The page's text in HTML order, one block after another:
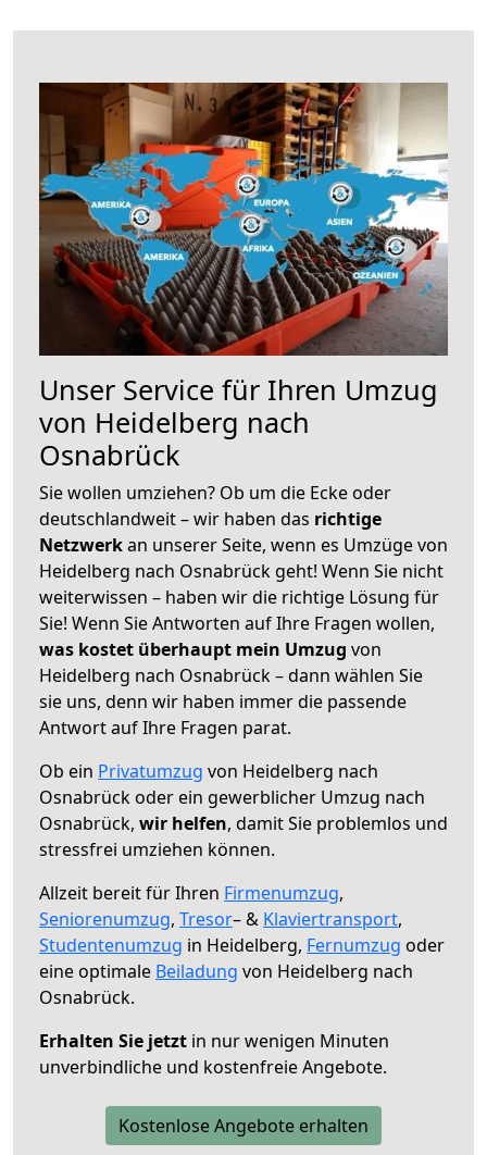
Unser Service für Ihren Umzug
von Heidelberg nach
Osnabrück
Sie wollen umziehen? Ob um die Ecke oder
deutschlandweit – wir haben das richtige
Netzwerkan unserer Seite, wenn es Umzüge von
Heidelberg nach Osnabrück geht! Wenn Sie nicht
weiterwissen – haben wir die richtige Lösung für
Sie! Wenn Sie Antworten auf Ihre Fragen wollen,
was kostet überhaupt mein Umzug von
Heidelberg nach Osnabrück – dann wählen Sie
sie uns, denn wir haben immer die passende
Antwort auf Ihre Fragen parat.
Ob ein Privatumzug von Heidelberg nach
Osnabrück oder ein gewerblicher Umzug nach
Osnabrück, wir helfen, damit Sie problemlos und
stressfrei umziehen können.
Allzeit bereit für Ihren Firmenumzug,
Seniorenumzug, Tresor– & Klaviertransport,
Studentenumzug in Heidelberg, Fernumzug oder
eine optimale Beiladung von Heidelberg nach
Osnabrück.
Erhalten Sie jetzt in nur wenigen Minuten
unverbindliche und kostenfreie Angebote.
Kostenlose Angebote erhalten